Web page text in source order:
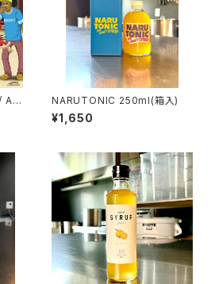
AN
NARUTONIC 250ml(箱入)
¥1,650